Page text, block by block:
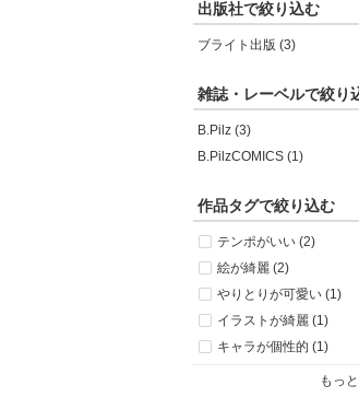
出版社で絞り込む
ブライト出版 (3)
雑誌・レーベルで絞り
B.Pilz (3)
B.PilzCOMICS (1)
作品タグで絞り込む
テンポがいい (2)
絵が綺麗 (2)
やりとりが可愛い (1)
イラストが綺麗 (1)
キャラが個性的 (1)
もっ